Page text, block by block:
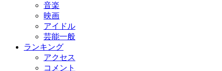
音楽
映画
アイドル
芸能一般
ランキング
アクセス
コメント